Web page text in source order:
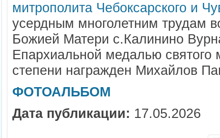
митрополита Чебоксарского и
усердным многолетним трудам
Божией Матери с.Калинино
Епархиальной медалью святого
степени награжден Михайлов
ФОТОАЛЬБОМ
Дата публикации: 17.05.2026